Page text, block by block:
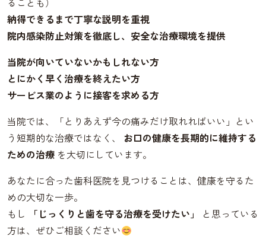
納得できるまで丁寧な説明を重視
院内感染防止対策を徹底し、安全な治療環境を提供
当院が向いていないかもしれない方
とにかく早く治療を終えたい方
サービス業のように接客を求める方
当院では、「とりあえず今の痛みだけ取れればいい」とい
う短期的な治療ではなく、 お口の健康を長期的に維持する
ための治療 を大切にしています。
あなたに合った歯科医院を見つけることは、健康を守るた
めの大切な一歩。
もし
「じっくりと歯を守る治療を受けたい」
と思っている
方は、ぜひご相談ください